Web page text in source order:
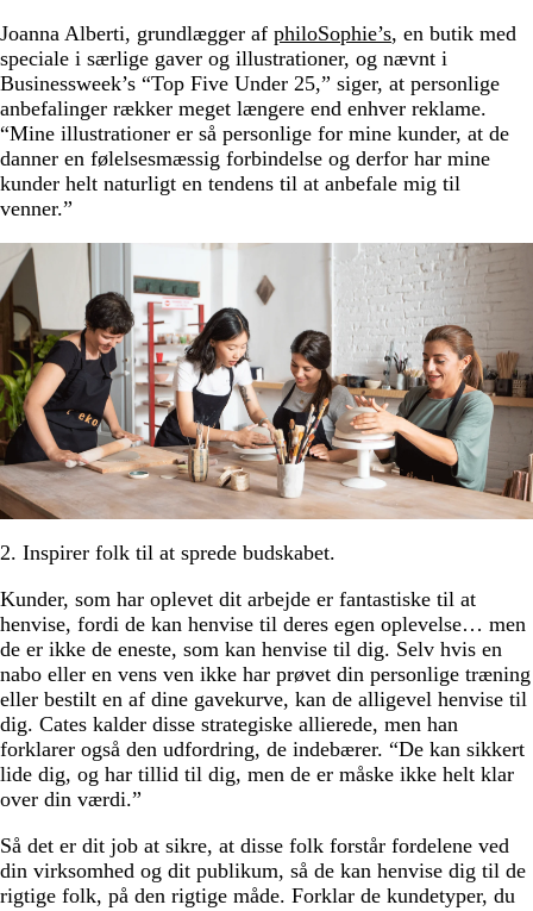
Joanna Alberti, grundlægger af philoSophie’s, en butik med
speciale i særlige gaver og illustrationer, og nævnt i
Businessweek’s “Top Five Under 25,” siger, at personlige
anbefalinger rækker meget længere end enhver reklame.
“Mine illustrationer er så personlige for mine kunder, at de
danner en følelsesmæssig forbindelse og derfor har mine
kunder helt naturligt en tendens til at anbefale mig til
venner.”
2. Inspirer folk til at sprede budskabet.
Kunder, som har oplevet dit arbejde er fantastiske til at
henvise, fordi de kan henvise til deres egen oplevelse… men
de er ikke de eneste, som kan henvise til dig. Selv hvis en
nabo eller en vens ven ikke har prøvet din personlige træning
eller bestilt en af dine gavekurve, kan de alligevel henvise til
dig. Cates kalder disse strategiske allierede, men han
forklarer også den udfordring, de indebærer. “De kan sikkert
lide dig, og har tillid til dig, men de er måske ikke helt klar
over din værdi.”
Så det er dit job at sikre, at disse folk forstår fordelene ved
din virksomhed og dit publikum, så de kan henvise dig til de
rigtige folk, på den rigtige måde. Forklar de kundetyper, du